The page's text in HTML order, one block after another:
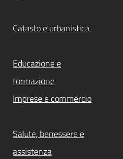
Catasto e urbanistica
Educazione e
formazione
Imprese e commercio
Salute, benessere e
assistenza